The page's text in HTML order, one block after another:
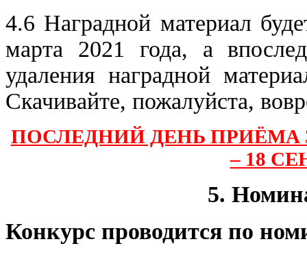
4.6 Наградной материал
марта 2021 года, а
удаления наградной
Скачивайте, пожалуйста,
ПОСЛЕДНИЙ ДЕНЬ ПРИЁМА
– 18
5.
Конкурс проводится по